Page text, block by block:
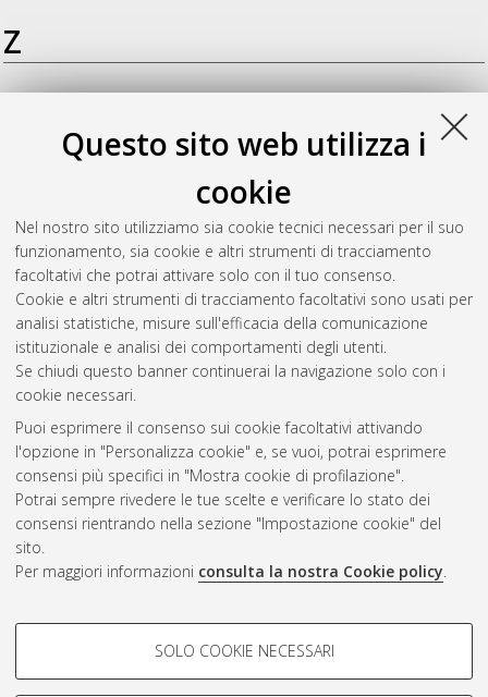
Questo sito web utilizza i
cookie
Nel nostro sito utilizziamo sia cookie tecnici necessari per il suo
funzionamento, sia cookie e altri strumenti di tracciamento
facoltativi che potrai attivare solo con il tuo consenso.
Cookie e altri strumenti di tracciamento facoltativi sono usati per
analisi statistiche, misure sull'efficacia della comunicazione
istituzionale e analisi dei comportamenti degli utenti.
Se chiudi questo banner continuerai la navigazione solo con i
cookie necessari.
Puoi esprimere il consenso sui cookie facoltativi attivando
l'opzione in "Personalizza cookie" e, se vuoi, potrai esprimere
consensi più specifici in "Mostra cookie di profilazione".
Potrai sempre rivedere le tue scelte e verificare lo stato dei
consensi rientrando nella sezione "Impostazione cookie" del
sito.
Per maggiori informazioni consulta la nostra Cookie policy.
COOKIE DI PROFILAZIONE -
SOLO COOKIE NECESSARI
Z
Zamagna, Riccardo(2022)Sviluppo di un codice di
Challenge.[Laurea], Università di Bologna, Corso di Studio in
Zanotti, Luca(2022)Ottimizzazione di un sistema di
raffreddamento di pannelli solari con conversione
termoelettrica di energia.[Laurea], Università di Bologna,
Corso di Studio inIngegneria meccanica [L-DM270] - Forli'
Questa lista e' stata generata ilFri Aug 7 20:36:32 2026 CEST
Atom
Rss 1.0
Rss 2.0
AMS Laurea
Impostazioni Cookie
Informativa sulla privacy
Condizioni d’uso del sito